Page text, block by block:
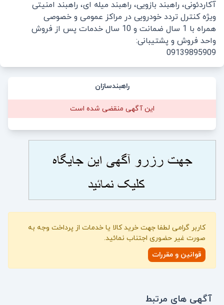
آکاردئونی، راهبند بازویی، راهبند میله ای، راهبند امنیتی
ویژه کنترل تردد خودرویی در مراکز عمومی و خصوصی
همراه با 1 سال ضمانت و 10 سال خدمات پس از فروش
واحد فروش و پشتیبانی:
09139895909
راهبندسازان
این آگهی منقضی شده است
کاربر گرامی لطفا جهت خرید کالا یا خدمات از پرداخت وجه به
صورت غیر حضوری اجتناب نمائید.
قوانین و مقررات
آگهی های مرتبط